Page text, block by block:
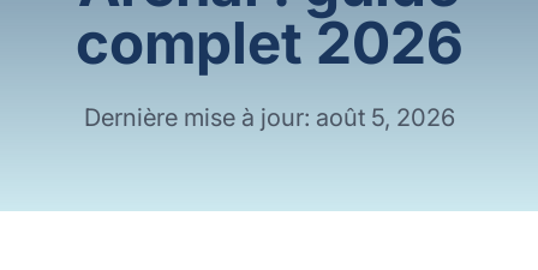
complet 2026
Dernière mise à jour: août 5, 2026